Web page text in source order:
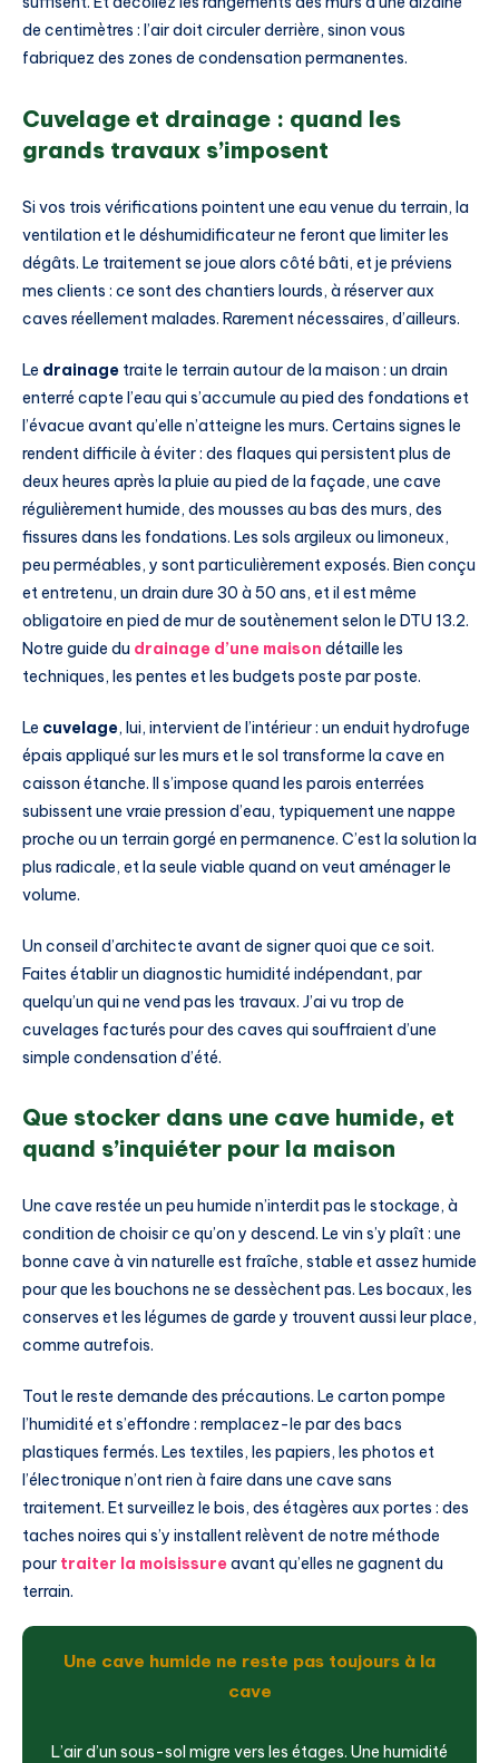
de centimètres : l’air doit circuler derrière, sinon vous
fabriquez des zones de condensation permanentes.
Cuvelage et drainage : quand les
grands travaux s’imposent
Si vos trois vérifications pointent une eau venue du terrain, la
ventilation et le déshumidificateur ne feront que limiter les
dégâts. Le traitement se joue alors côté bâti, et je préviens
mes clients : ce sont des chantiers lourds, à réserver aux
caves réellement malades. Rarement nécessaires, d’ailleurs.
Le drainage traite le terrain autour de la maison : un drain
enterré capte l’eau qui s’accumule au pied des fondations et
l’évacue avant qu’elle n’atteigne les murs. Certains signes le
rendent difficile à éviter : des flaques qui persistent plus de
deux heures après la pluie au pied de la façade, une cave
régulièrement humide, des mousses au bas des murs, des
fissures dans les fondations. Les sols argileux ou limoneux,
peu perméables, y sont particulièrement exposés. Bien conçu
et entretenu, un drain dure 30 à 50 ans, et il est même
obligatoire en pied de mur de soutènement selon le DTU 13.2.
Notre guide du drainage d’une maison détaille les
techniques, les pentes et les budgets poste par poste.
Le cuvelage, lui, intervient de l’intérieur : un enduit hydrofuge
épais appliqué sur les murs et le sol transforme la cave en
caisson étanche. Il s’impose quand les parois enterrées
subissent une vraie pression d’eau, typiquement une nappe
proche ou un terrain gorgé en permanence. C’est la solution la
plus radicale, et la seule viable quand on veut aménager le
volume.
Un conseil d’architecte avant de signer quoi que ce soit.
Faites établir un diagnostic humidité indépendant, par
quelqu’un qui ne vend pas les travaux. J’ai vu trop de
cuvelages facturés pour des caves qui souffraient d’une
simple condensation d’été.
Que stocker dans une cave humide, et
quand s’inquiéter pour la maison
Une cave restée un peu humide n’interdit pas le stockage, à
condition de choisir ce qu’on y descend. Le vin s’y plaît : une
bonne cave à vin naturelle est fraîche, stable et assez humide
pour que les bouchons ne se dessèchent pas. Les bocaux, les
conserves et les légumes de garde y trouvent aussi leur place,
comme autrefois.
Tout le reste demande des précautions. Le carton pompe
l’humidité et s’effondre : remplacez-le par des bacs
plastiques fermés. Les textiles, les papiers, les photos et
l’électronique n’ont rien à faire dans une cave sans
traitement. Et surveillez le bois, des étagères aux portes : des
taches noires qui s’y installent relèvent de notre méthode
pour traiter la moisissure avant qu’elles ne gagnent du
terrain.
Une cave humide ne reste pas toujours à la
cave
L’air d’un sous-sol migre vers les étages. Une humidité